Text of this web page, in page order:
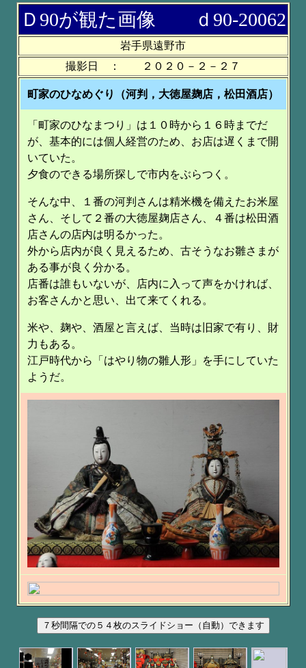
Ｄ90が観た画像 ｄ90-20062
岩手県遠野市
撮影日 ： ２０２０－２－２７
町家のひなめぐり（河判，大徳屋麹店，松田酒店）
「町家のひなまつり」は１０時から１６時までだ
が、基本的には個人経営のため、お店は遅くまで開
いていた。
夕食のできる場所探しで市内をぶらつく。
そんな中、１番の河判さんは精米機を備えたお米屋
さん、そして２番の大徳屋麹店さん、４番は松田酒
店さんの店内は明るかった。
外から店内が良く見えるため、古そうなお雛さまが
ある事が良く分かる。
店番は誰もいないが、店内に入って声をかければ、
お客さんかと思い、出て来てくれる。
米や、麹や、酒屋と言えば、当時は旧家で有り、財
力もある。
江戸時代から「はやり物の雛人形」を手にしていた
ようだ。